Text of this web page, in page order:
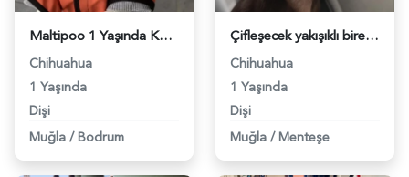
Maltipoo 1 Yaşında Köpeğim Eş Arıyor - 118983632
Chihuahua
1 Yaşında
Dişi
Muğla / Bodrum
Çifleşecek yakışıklı bireyleri arıyoruz - 118982985
Chihuahua
1 Yaşında
Dişi
Muğla / Menteşe